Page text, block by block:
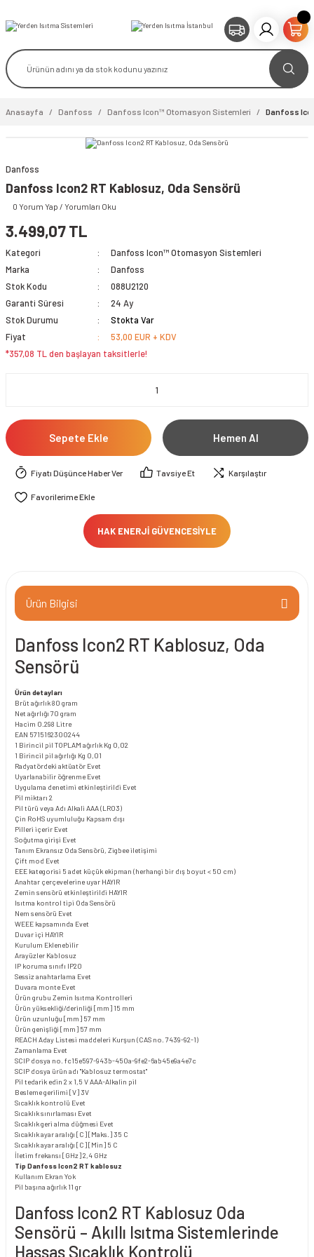
Anasayfa Danfoss Danfoss Icon™ Otomasyon Sistemleri Danfoss
Danfoss
Danfoss Icon2 RT Kablosuz, Oda Sensörü
0 Yorum Yap / Yorumları Oku
3.499,07 TL
Kategori
Danfoss Icon™ Otomasyon Sistemleri
Marka
Danfoss
Stok Kodu
088U2120
Garanti Süresi
24 Ay
Stok Durumu
Stokta Var
Fiyat
53,00 EUR + KDV
*357,08 TL den başlayan taksitlerle!
Sepete Ekle Hemen Al
Fiyatı Düşünce Haber Ver Tavsiye Et Karşılaştır
HAK ENERJİ GÜVENCESİYLE
Ürün Bilgisi
Danfoss Icon2 RT Kablosuz, Oda
Sensörü
Ürün detayları
Brüt ağırlık80 gram
Net ağırlığı 70 gram
Hacim 0.298 Litre
EAN 5715162300244
1 Birincil pil TOPLAM ağırlık Kg 0,02
1 Birincil pil ağırlığı Kg 0,01
Radyatördeki aktüatör Evet
Uyarlanabilir öğrenme Evet
Uygulama denetimi etkinleştirildi Evet
Pil miktarı 2
Pil türü veya Adı Alkali AAA (LR03)
Çin RoHS uyumluluğu Kapsam dışı
Pilleri içerir Evet
Soğutma girişi Evet
Tanım Ekransız Oda Sensörü, Zigbee iletişimi
Çift mod Evet
EEE kategorisi 5 adet küçük ekipman (herhangi bir dış boyut < 50 cm)
Anahtar çerçevelerine uyar HAYIR
Zemin sensörü etkinleştirildi HAYIR
Isıtma kontrol tipi Oda Sensörü
Nem sensörü Evet
WEEE kapsamında Evet
Duvar içi HAYIR
Kurulum Eklenebilir
Arayüzler Kablosuz
IP koruma sınıfı IP20
Sessiz anahtarlama Evet
Duvara monte Evet
Ürün grubu Zemin Isıtma Kontrolleri
Ürün yüksekliği/derinliği [mm] 15 mm
Ürün uzunluğu [mm] 57 mm
Ürün genişliği [mm] 57 mm
REACH Aday Listesi maddeleri Kurşun (CAS no. 7439-92-1)
Zamanlama Evet
SCIP dosya no. fc15e597-943b-450a-9fe2-6ab45e9a4e7c
SCIP dosya ürün adı "Kablosuz termostat"
Pil tedarik edin 2 x 1,5 V AAA-Alkalin pil
Besleme gerilimi [V] 3V
Sıcaklık kontrolü Evet
Sıcaklık sınırlaması Evet
Sıcaklık geri alma düğmesi Evet
Sıcaklık ayar aralığı [C] [Maks.] 35 C
Sıcaklık ayar aralığı [C] [Min] 5 C
İletim frekansı [GHz]2,4 GHz
Tip Danfoss Icon2 RT kablosuz
Kullanım Ekran Yok
Pil başına ağırlık 11 gr
Danfoss Icon2 RT Kablosuz Oda
Sensörü – Akıllı Isıtma Sistemlerinde
Hassas Sıcaklık Kontrolü